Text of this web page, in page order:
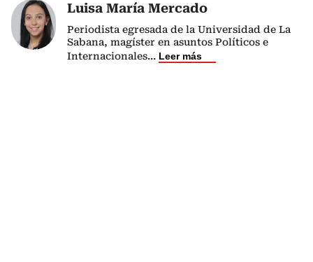
Luisa María Mercado
Periodista egresada de la Universidad de La
Sabana, magíster en asuntos Políticos e
Internacionales... Leer más